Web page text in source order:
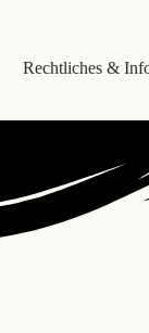
Rechtliches &